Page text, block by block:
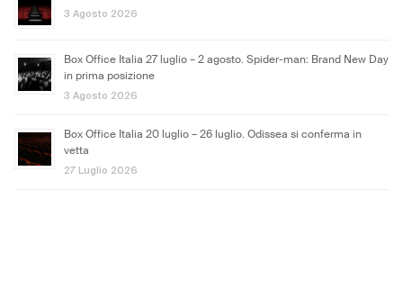
3 Agosto 2026
Box Office Italia 27 luglio – 2 agosto. Spider-man: Brand New Day
in prima posizione
3 Agosto 2026
Box Office Italia 20 luglio – 26 luglio. Odissea si conferma in
vetta
27 Luglio 2026